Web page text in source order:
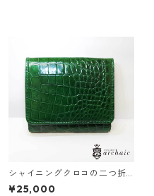
シャイニングクロコの二つ折
り財布
¥25,000